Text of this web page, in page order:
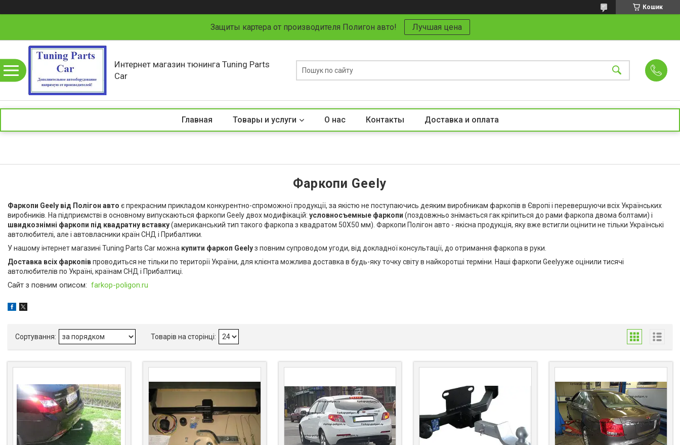
Кошик
Защиты картера от производителя Полигон авто! Лучшая цена
Интернет магазин тюнинга Tuning Parts
Car
Главная Товары и услуги О нас Контакты Доставка и оплата
Фаркопи Geely
Фаркопи Geely від Полігон авто є прекрасним прикладом конкурентно-спроможної продукції, за якістю не поступаючись деяким виробникам фаркопів в Європі і перевершуючи всіх Українських
виробників. На підприємстві в основному випускаються фаркопи Geely двох модифікацій: условносъемные фаркопи (поздовжньо знімається гак кріпиться до рами фаркопа двома болтами) і
швидкознімні фаркопи під квадратну вставку(американський тип такого фаркопа з квадратом 50Х50 мм). Фаркопи Полігон авто - якісна продукція, яку вже встигли оцінити не тільки Українські
автолюбителі, але і автовласники країн СНД і Прибалтики.
У нашому інтернет магазині Tuning Parts Car можна купити фаркоп Geelyз повним супроводом угоди, від докладної консультації, до отримання фаркопа в руки.
Доставка всіх фаркопівпроводиться не тільки по території України, для клієнта можлива доставка в будь-яку точку світу в найкоротші терміни. Наші фаркопи Geelyуже оцінили тисячі
автолюбителів по Україні, країнам СНД і Прибалтиці.
Сайт з повним описом: farkop-poligon.ru